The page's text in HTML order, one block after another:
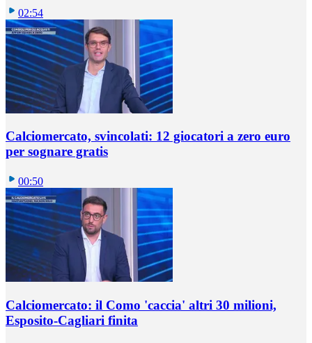
02:54
Calciomercato, svincolati: 12 giocatori a zero euro
per sognare gratis
00:50
Calciomercato: il Como 'caccia' altri 30 milioni,
Esposito-Cagliari finita